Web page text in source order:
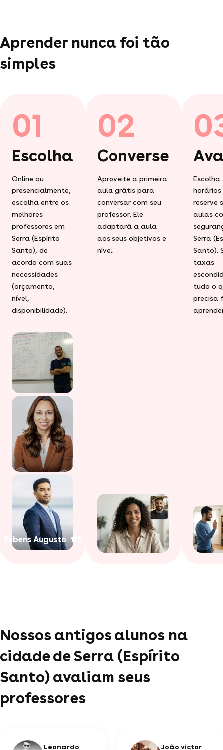
Aprender nunca foi tão
simples
01
Escolha
Online ou
presencialmente,
escolha entre os
melhores
professores em
Serra (Espírito
Santo), de
acordo com suas
necessidades
(orçamento,
nível,
disponibilidade).
Rubens Augusto
02
Converse
Aproveite a primeira
aula grátis para
conversar com seu
professor. Ele
adaptará a aula
aos seus objetivos e
nível.
Escolha
horários
reserve
aulas
Serra
Santo).
taxas
tudo o
precisa
Nossos antigos alunos na
cidade de Serra (Espírito
Santo) avaliam seus
professores
Leonardo
João victor